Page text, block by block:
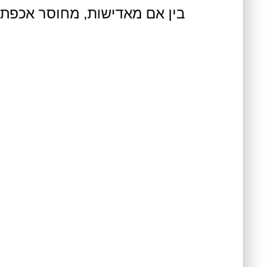
בין אם מאדישות, מחוסר